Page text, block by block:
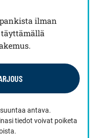
ilman
antava.
tiedot voivat poiketa